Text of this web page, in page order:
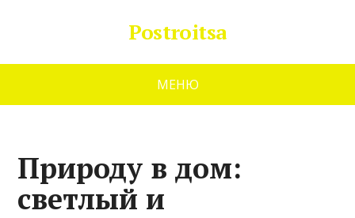
Postroitsa
МЕНЮ
Природу в дом:
светлый и